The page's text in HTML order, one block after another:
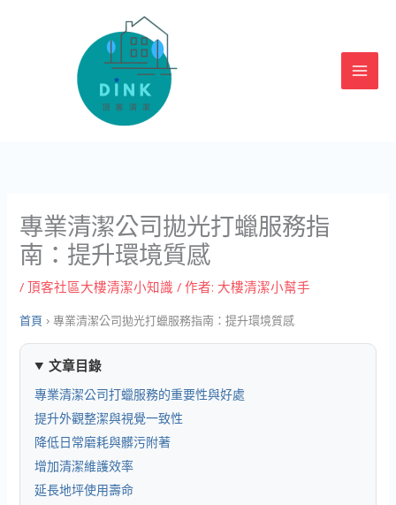
專業清潔公司拋光打蠟服務指
南：提升環境質感
/頂客社區大樓清潔小知識 / 作者: 大樓清潔小幫手
首頁 ›專業清潔公司拋光打蠟服務指南：提升環境質感
文章目錄
專業清潔公司打蠟服務的重要性與好處
提升外觀整潔與視覺一致性
降低日常磨耗與髒污附著
增加清潔維護效率
延長地坪使用壽命